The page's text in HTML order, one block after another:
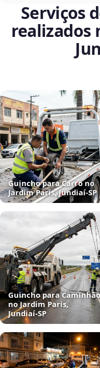
Serviços
realizados
Guincho para Carro no
Jardim Paris, Jundiaí‑SP
Guincho para Caminhão
no Jardim Paris,
Jundiaí‑SP